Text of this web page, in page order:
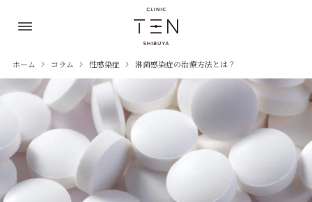
ホーム コラム 性感染症 淋菌感染症の治療方法とは？